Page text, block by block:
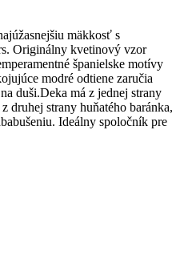
mäkkosť s
Originálny kvetinový vzor
španielske motívy
modré odtiene zaručia
duši.Deka má z jednej strany
druhej strany huňatého baránka,
Ideálny spoločník pre